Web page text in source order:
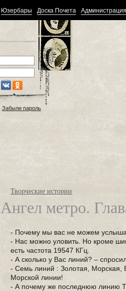
Юзербары Доска Почета
Забыли пароль
Творческие истории
Ангел метро.
- Почему мы вас не можем
- Нас можно уловить. Но кроме
есть частота 19547 КГц.
- А сколько у Вас линий? –
- Семь линий : Золотая, Морская,
Морской линии!
- А почему же последнюю линию